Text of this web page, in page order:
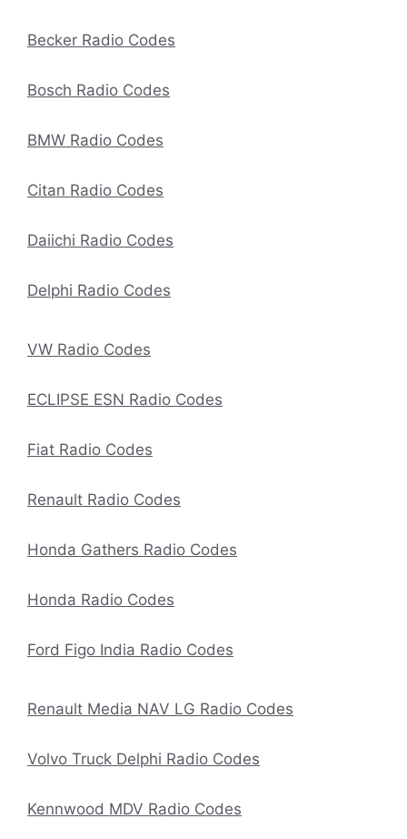
Becker Radio Codes
Bosch Radio Codes
BMW Radio Codes
Citan Radio Codes
Daiichi Radio Codes
Delphi Radio Codes
VW Radio Codes
ECLIPSE ESN Radio Codes
Fiat Radio Codes
Renault Radio Codes
Honda Gathers Radio Codes
Honda Radio Codes
Ford Figo India Radio Codes
Renault Media NAV LG Radio Codes
Volvo Truck Delphi Radio Codes
Kennwood MDV Radio Codes